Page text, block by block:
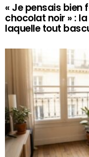
« Je pensais bien
chocolat noir » :
laquelle tout